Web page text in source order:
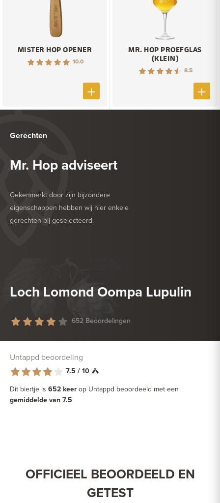
MISTER HOP OPENER
10.0
MR. HOP PROEFGLAS
(KLEIN)
8.5
Gerechten
Mr. Hop adviseert
Gekenmerkt door zijn bijzondere
eigenschappen hebben wij hier enkele
gerechten bij geselecteerd.
HEERLIJK BIJ
Loch Lomond Oompa Lupulin
652 Beoordelingen
Untappd beoordeling
7.5 / 10
Dit biertje is 652 keer op Untappd beoordeeld met een
gemiddelde van 7.5
OFFICIEEL BEOORDEELD EN
GETEST